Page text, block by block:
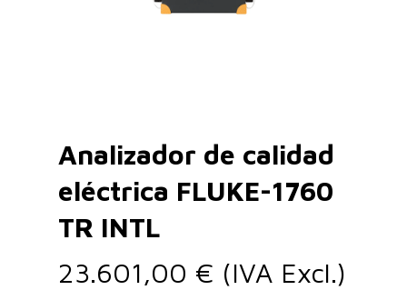
Analizador de calidad
eléctrica FLUKE-1760
TR INTL
23.601,00 € (IVA Excl.)